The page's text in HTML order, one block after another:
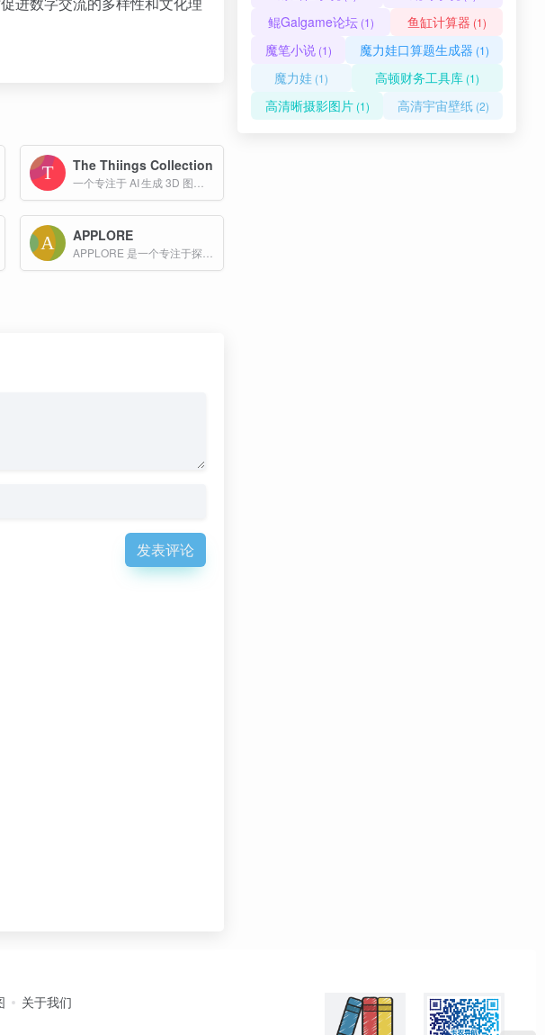
The Thiings Collection
APPLORE
发表评论
鲲Galgame论坛(1) 鱼缸计算器 (1)
魔笔小说(1) 魔力娃口算题生成器 (1)
魔力娃 (1) 高顿财务工具库 (1)
高清晰摄影图片(1) 高清宇宙壁纸(2)
关于我们